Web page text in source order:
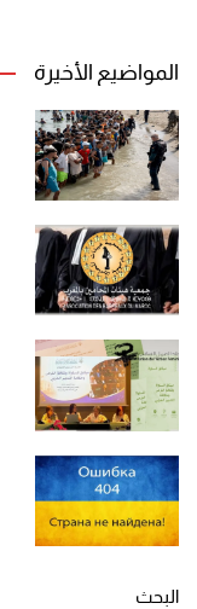
المواضيع الأخيرة
البحث